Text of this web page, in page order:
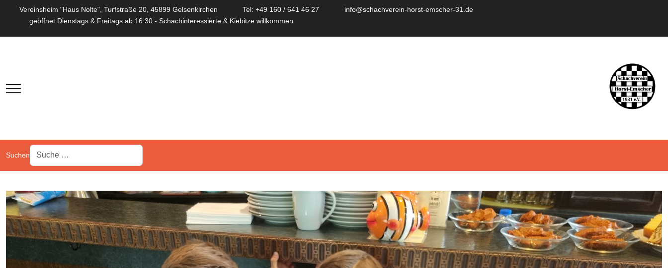
Vereinsheim "Haus Nolte", Turfstraße 20, 45899 Gelsenkirchen Tel: +49 160 / 641 46 27
info@schachverein-horst-emscher-31.de
geöffnet Dienstags & Freitags ab 16:30 - Schachinteressierte & Kiebitze willkommen
Mobile Menu Toggle
Suchen